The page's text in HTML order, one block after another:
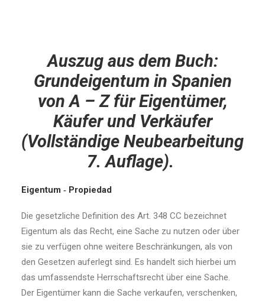
Auszug aus dem Buch:
Grundeigentum in Spanien
von A – Z für Eigentümer,
Käufer und Verkäufer
(Vollständige Neubearbeitung
7. Auflage).
Eigentum ‑ Propiedad
Die gesetzliche Definition des Art. 348 CC bezeichnet
Eigentum als das Recht, eine Sache zu nutzen oder über
sie zu verfügen ohne weitere Beschränkungen, als von
den Gesetzen auferlegt sind. Es handelt sich hierbei um
das umfassendste Herrschaftsrecht über eine Sache.
Der Eigentümer kann die Sache verkaufen, verschenken,